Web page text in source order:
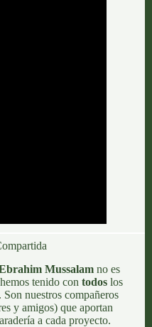
Mussalam no es
tenido con todos los
nuestros compañeros
y amigos) que aportan
a cada proyecto.